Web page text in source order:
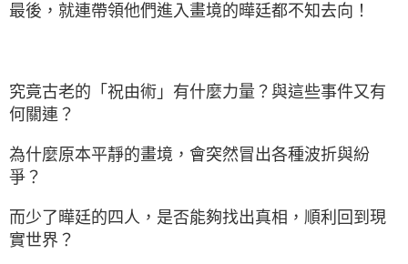
最後，就連帶領他們進入畫境的曄廷都不知去向！
究竟古老的「祝由術」有什麼力量？與這些事件又有
何關連？
為什麼原本平靜的畫境，會突然冒出各種波折與紛
爭？
而少了曄廷的四人，是否能夠找出真相，順利回到現
實世界？